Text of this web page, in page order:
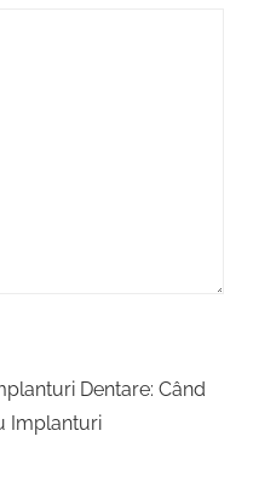
Dentare: Când
Implanturi